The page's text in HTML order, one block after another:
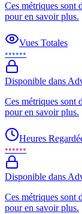
Ces métriques sont
pour en savoir plus.
Vues Totales
••••••
Disponible dans
Ces métriques sont
pour en savoir plus.
Heures
••••••
Disponible dans
Ces métriques sont
pour en savoir plus.